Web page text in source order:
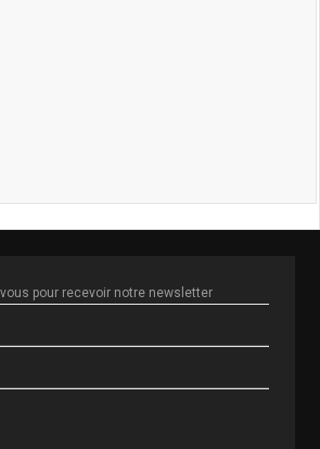
pour recevoir notre newsletter